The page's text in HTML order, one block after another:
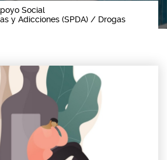
Social
y Adicciones (SPDA)
Drogas